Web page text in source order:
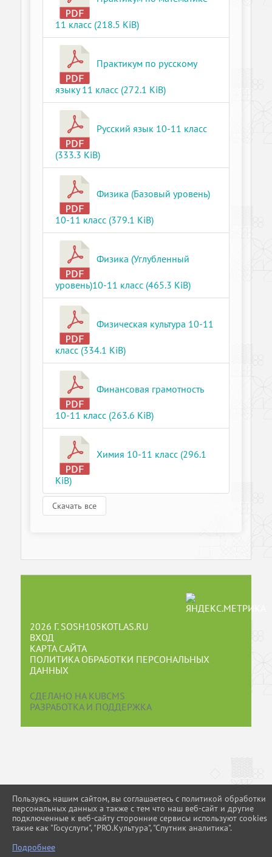
11 класс (218.5 KiB)
Практикум по русскому
языку 11 класс (272.1 KiB)
Русский язык 10-11 класс
(333.3 KiB)
Физика (Базовый уровень)
10-11 класс (379.1 KiB)
Физика (Углубленный
уровень)10-11 класс (465.3 KiB)
Физическая культура 10-11
класс (334.1 KiB)
Финансовая грамотность
10-11 класс (263.6 KiB)
Химия 10-11 класс (296.1
KiB)
Скачать все
2026 Г. SOSH105KOTLAS.RU
ВХОД
КАРТА САЙТА
ПОЛИТИКА ОБРАБОТКИ ПЕРСОНАЛЬНЫХ
ДАННЫХ
СДЕЛАНО НА KUBCMS
РАЗРАБОТКА И ПОДДЕРЖКА
Пользуясь нашим сайтом, вы соглашаетесь с политикой обработки
персональных данных а также с тем что наш веб-сайт и другие
подключенные к веб-сайту сторонние сервисы используют cookies
такие как "Госуслуги", "PRO.Культура", "Спутник аналитика".
Подробнее